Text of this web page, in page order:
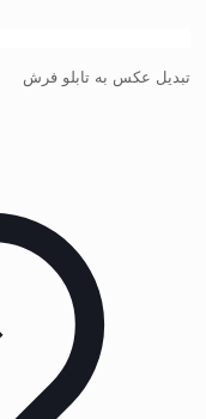
تبدیل عکس به تابلو فرش